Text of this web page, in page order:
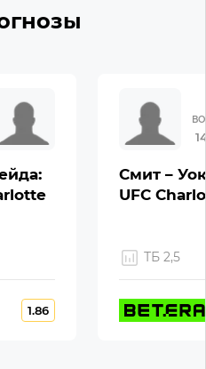
1.86
Смит –
UFC
ТБ 2,5